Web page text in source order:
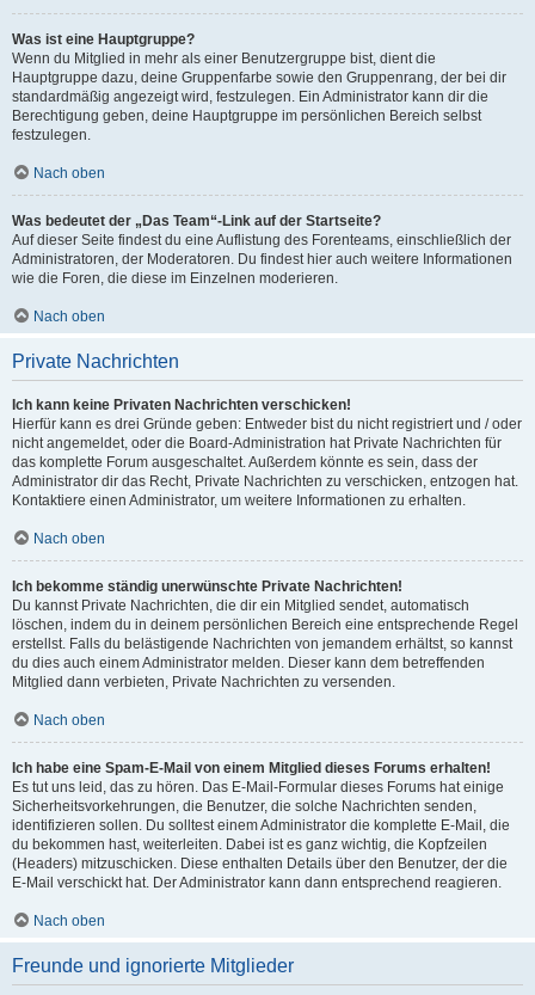
Was ist eine Hauptgruppe?
Wenn du Mitglied in mehr als einer Benutzergruppe bist, dient die
Hauptgruppe dazu, deine Gruppenfarbe sowie den Gruppenrang, der bei dir
standardmäßig angezeigt wird, festzulegen. Ein Administrator kann dir die
Berechtigung geben, deine Hauptgruppe im persönlichen Bereich selbst
festzulegen.
Nach oben
Was bedeutet der „Das Team“-Link auf der Startseite?
Auf dieser Seite findest du eine Auflistung des Forenteams, einschließlich der
Administratoren, der Moderatoren. Du findest hier auch weitere Informationen
wie die Foren, die diese im Einzelnen moderieren.
Nach oben
Private Nachrichten
Ich kann keine Privaten Nachrichten verschicken!
Hierfür kann es drei Gründe geben: Entweder bist du nicht registriert und / oder
nicht angemeldet, oder die Board-Administration hat Private Nachrichten für
das komplette Forum ausgeschaltet. Außerdem könnte es sein, dass der
Administrator dir das Recht, Private Nachrichten zu verschicken, entzogen hat.
Kontaktiere einen Administrator, um weitere Informationen zu erhalten.
Nach oben
Ich bekomme ständig unerwünschte Private Nachrichten!
Du kannst Private Nachrichten, die dir ein Mitglied sendet, automatisch
löschen, indem du in deinem persönlichen Bereich eine entsprechende Regel
erstellst. Falls du belästigende Nachrichten von jemandem erhältst, so kannst
du dies auch einem Administrator melden. Dieser kann dem betreffenden
Mitglied dann verbieten, Private Nachrichten zu versenden.
Nach oben
Ich habe eine Spam-E-Mail von einem Mitglied dieses Forums erhalten!
Es tut uns leid, das zu hören. Das E-Mail-Formular dieses Forums hat einige
Sicherheitsvorkehrungen, die Benutzer, die solche Nachrichten senden,
identifizieren sollen. Du solltest einem Administrator die komplette E-Mail, die
du bekommen hast, weiterleiten. Dabei ist es ganz wichtig, die Kopfzeilen
(Headers) mitzuschicken. Diese enthalten Details über den Benutzer, der die
E-Mail verschickt hat. Der Administrator kann dann entsprechend reagieren.
Nach oben
Freunde und ignorierte Mitglieder